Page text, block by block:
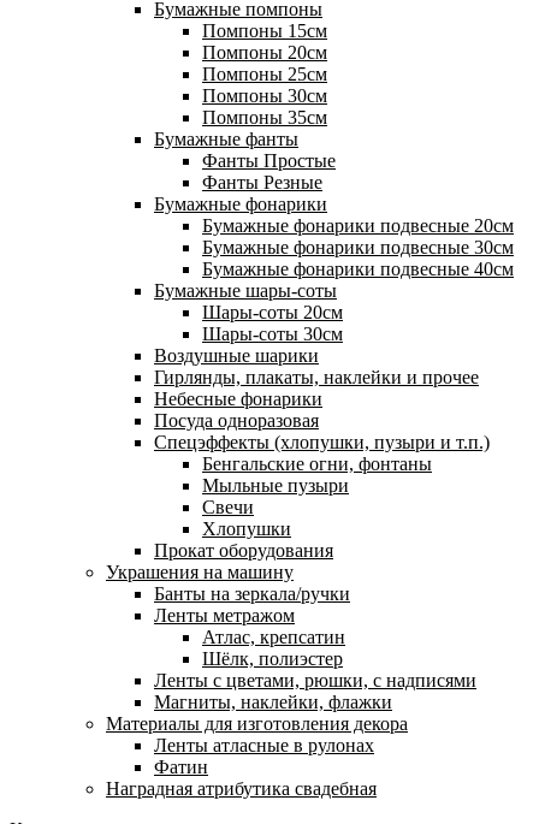
Бумажные помпоны
Помпоны 15см
Помпоны 20см
Помпоны 25см
Помпоны 30см
Помпоны 35см
Бумажные фанты
Фанты Простые
Фанты Резные
Бумажные фонарики
Бумажные фонарики подвесные 20см
Бумажные фонарики подвесные 30см
Бумажные фонарики подвесные 40см
Бумажные шары-соты
Шары-соты 20см
Шары-соты 30см
Воздушные шарики
Гирлянды, плакаты, наклейки и прочее
Небесные фонарики
Посуда одноразовая
Спецэффекты (хлопушки, пузыри и т.п.)
Бенгальские огни, фонтаны
Мыльные пузыри
Свечи
Хлопушки
Прокат оборудования
Украшения на машину
Банты на зеркала/ручки
Ленты метражом
Атлас, крепсатин
Шёлк, полиэстер
Ленты с цветами, рюшки, с надписями
Магниты, наклейки, флажки
Материалы для изготовления декора
Ленты атласные в рулонах
Фатин
Наградная атрибутика свадебная